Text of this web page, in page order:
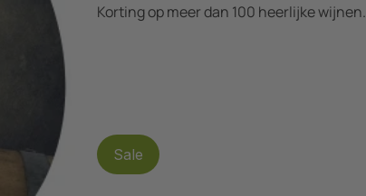
Korting op meer dan 100 heerlijke wijnen.
Sale